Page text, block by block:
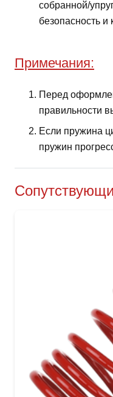
собранной/
безопасность
Примечания:
Перед
правильности
Если пружина
пружин